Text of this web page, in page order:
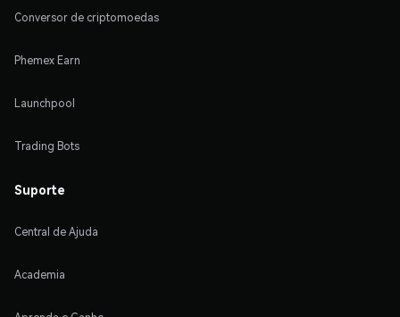
Conversor de criptomoedas
Phemex Earn
Launchpool
Trading Bots
Suporte
Central de Ajuda
Academia